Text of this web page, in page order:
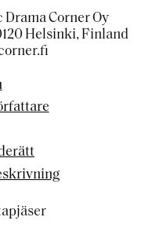
Corner Oy
Helsinki, Finland